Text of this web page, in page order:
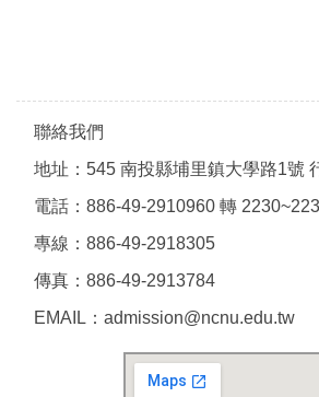
聯絡我們
地址：545 南投縣埔里鎮大學路1號
電話：886-49-2910960 轉
專線：886-49-2918305
傳真：886-49-2913784
EMAIL：admission@ncnu.edu.tw